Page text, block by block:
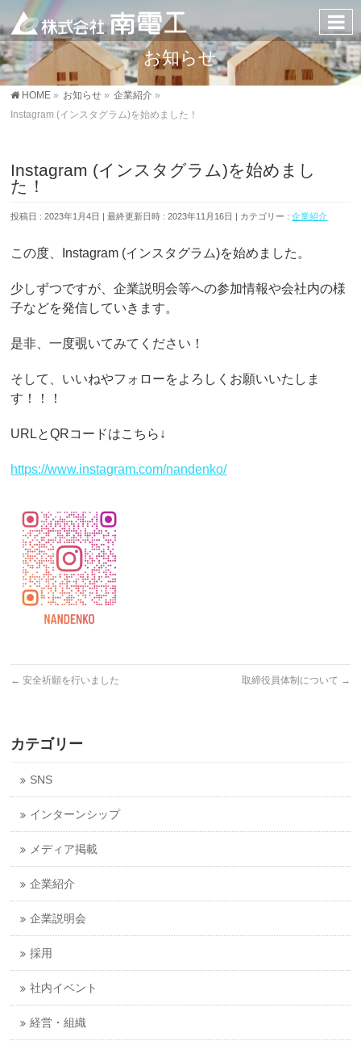
お知らせ
HOME » お知らせ » 企業紹介 »
Instagram (インスタグラム)を始めました！
Instagram (インスタグラム)を始めまし
た！
投稿日 : 2023年1月4日 最終更新日時 : 2023年11月16日 カテゴリー :企業紹介
この度、Instagram (インスタグラム)を始めました。
少しずつですが、企業説明会等への参加情報や会社内の様
子などを発信していきます。
是非、一度覗いてみてください！
そして、いいねやフォローをよろしくお願いいたしま
す！！！
URLとQRコードはこちら↓
https://www.instagram.com/nandenko/
← 安全祈願を行いました 取締役員体制について →
カテゴリー
SNS
インターンシップ
メディア掲載
企業紹介
企業説明会
採用
社内イベント
経営・組織